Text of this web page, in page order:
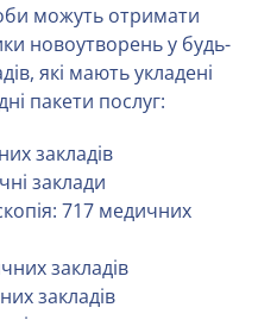
можуть отримати
новоутворень у будь-
які мають укладені
пакети послуг:
закладів
заклади
717 медичних
закладів
закладів